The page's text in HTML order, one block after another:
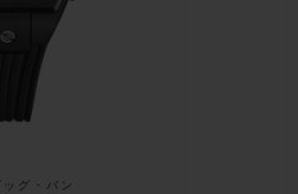
グ・バン